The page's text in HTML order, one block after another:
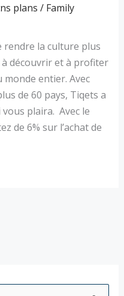
plans / Family
rendre la culture plus
à découvrir et à profiter
monde entier. Avec
de 60 pays, Tiqets a
plaira. Avec le
de 6% sur l’achat de